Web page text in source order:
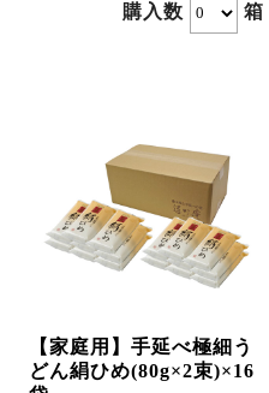
商品一覧
マイページ
お客様の声 プ
購入数 箱
【家庭用】手延べ極細う
どん絹ひめ(80g×2束)×16